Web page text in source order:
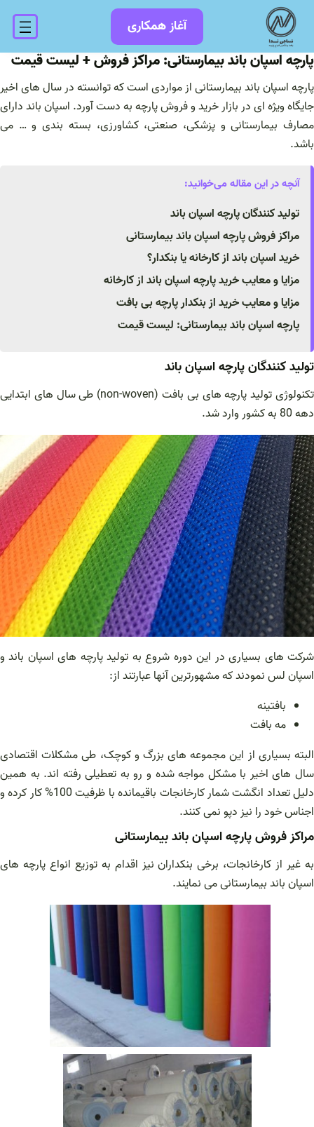
محتوا
آغاز همکاری
پارچه اسپان باند بیمارستانی: مراکز فروش + لیست قیمت
پارچه اسپان باند بیمارستانی از مواردی است که توانسته در سال های اخیر
جایگاه ویژه ای در بازار خرید و فروش پارچه به دست آورد. اسپان باند دارای
مصارف بیمارستانی و پزشکی، صنعتی، کشاورزی، بسته بندی و … می
باشد.
آنچه در این مقاله می‌خوانید:
تولید کنندگان پارچه اسپان باند
مراکز فروش پارچه اسپان باند بیمارستانی
خرید اسپان باند از کارخانه یا بنکدار؟
مزایا و معایب خرید پارچه اسپان باند از کارخانه
مزایا و معایب خرید از بنکدار پارچه بی بافت
پارچه اسپان باند بیمارستانی: لیست قیمت
تولید کنندگان پارچه اسپان باند
تکنولوژی تولید پارچه های بی بافت (non-woven) طی سال های ابتدایی
دهه 80 به کشور وارد شد.
شرکت های بسیاری در این دوره شروع به تولید پارچه های اسپان باند و
اسپان لس نمودند که مشهورترین آنها عبارتند از:
بافتینه
مه بافت
البته بسیاری از این مجموعه های بزرگ و کوچک، طی مشکلات اقتصادی
سال های اخیر با مشکل مواجه شده و رو به تعطیلی رفته اند. به همین
دلیل تعداد انگشت شمار کارخانجات باقیمانده با ظرفیت 100% کار کرده و
اجناس خود را نیز دپو نمی کنند.
مراکز فروش پارچه اسپان باند بیمارستانی
به غیر از کارخانجات، برخی بنکداران نیز اقدام به توزیع انواع پارچه های
اسپان باند بیمارستانی می نمایند.